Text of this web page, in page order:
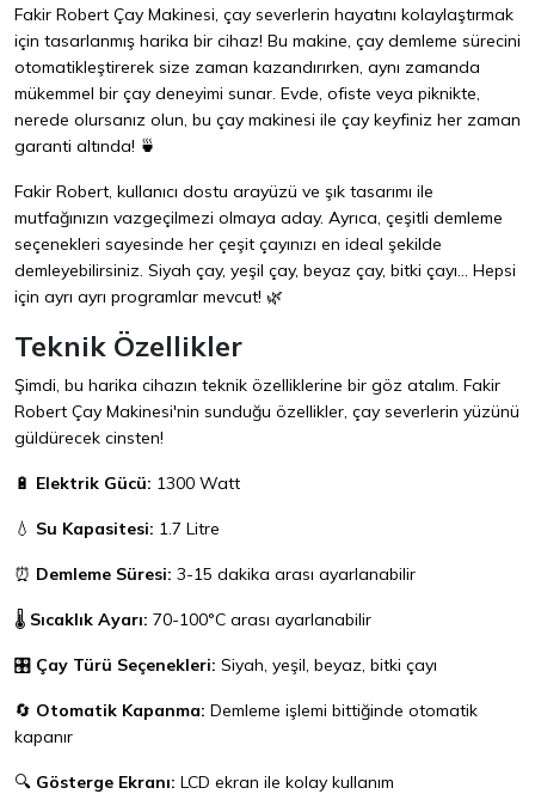
Fakir Robert Çay Makinesi, çay severlerin hayatını kolaylaştırmak
için tasarlanmış harika bir cihaz! Bu makine, çay demleme sürecini
otomatikleştirerek size zaman kazandırırken, aynı zamanda
mükemmel bir çay deneyimi sunar. Evde, ofiste veya piknikte,
nerede olursanız olun, bu çay makinesi ile çay keyfiniz her zaman
garanti altında! 🍵
Fakir Robert, kullanıcı dostu arayüzü ve şık tasarımı ile
mutfağınızın vazgeçilmezi olmaya aday. Ayrıca, çeşitli demleme
seçenekleri sayesinde her çeşit çayınızı en ideal şekilde
demleyebilirsiniz. Siyah çay, yeşil çay, beyaz çay, bitki çayı... Hepsi
için ayrı ayrı programlar mevcut! 🌿
Teknik Özellikler
Şimdi, bu harika cihazın teknik özelliklerine bir göz atalım. Fakir
Robert Çay Makinesi'nin sunduğu özellikler, çay severlerin yüzünü
güldürecek cinsten!
🔋 Elektrik Gücü: 1300 Watt
💧 Su Kapasitesi: 1.7 Litre
⏰ Demleme Süresi: 3-15 dakika arası ayarlanabilir
🌡️ Sıcaklık Ayarı: 70-100°C arası ayarlanabilir
🎛️ Çay Türü Seçenekleri: Siyah, yeşil, beyaz, bitki çayı
🔄 Otomatik Kapanma: Demleme işlemi bittiğinde otomatik
kapanır
🔍 Gösterge Ekranı: LCD ekran ile kolay kullanım